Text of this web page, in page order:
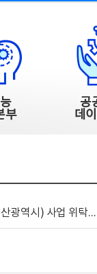
부
공
데
[조달입찰공고] 2026년 공공 AI CCTV 전환(울산광역시) 사업 위탁감리